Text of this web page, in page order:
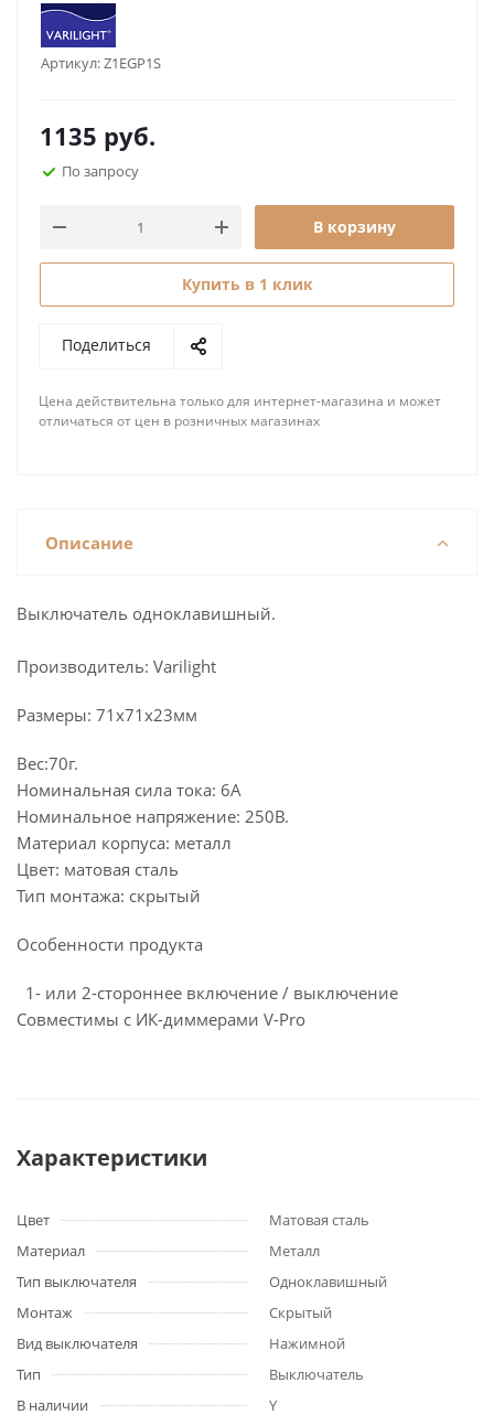
Артикул:Z1EGP1S
1135 руб.
По запросу
В корзину
Купить в 1 клик
Поделиться
Цена действительна только для интернет-магазина и может
отличаться от цен в розничных магазинах
Описание
Выключатель одноклавишный.
Производитель: Varilight
Размеры: 71x71x23мм
Вес:70г.
Номинальная сила тока: 6А
Номинальное напряжение: 250В.
Материал корпуса: металл
Цвет: матовая сталь
Тип монтажа: скрытый
Особенности продукта
1- или 2-стороннее включение / выключение
Совместимы с ИК-диммерами V-Pro
Характеристики
Цвет
Матовая сталь
Материал
Металл
Тип выключателя
Одноклавишный
Монтаж
Скрытый
Вид выключателя
Нажимной
Тип
Выключатель
В наличии
Y